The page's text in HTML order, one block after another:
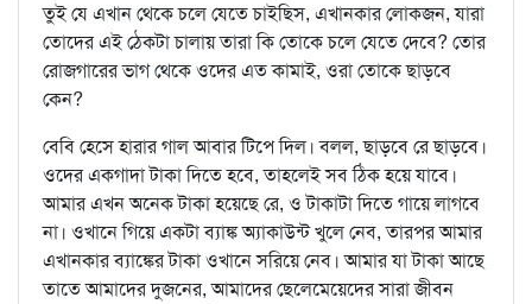
তুই যে এখান থেকে চলে যেতে চাইছিস, এখানকার লোকজন, যারা
তোদের এই ঠেকটা চালায় তারা কি তোকে চলে যেতে দেবে? তোর
রোজগারের ভাগ থেকে ওদের এত কামাই, ওরা তোকে ছাড়বে
কেন?
বেবি হেসে হারার গাল আবার টিপে দিল। বলল, ছাড়বে রে ছাড়বে।
ওদের একগাদা টাকা দিতে হবে, তাহলেই সব ঠিক হয়ে যাবে।
আমার এখন অনেক টাকা হয়েছে রে, ও টাকাটা দিতে গায়ে লাগবে
না। ওখানে গিয়ে একটা ব্যাঙ্ক অ্যাকাউন্ট খুলে নেব, তারপর আমার
এখানকার ব্যাঙ্কের টাকা ওখানে সরিয়ে নেব। আমার যা টাকা আছে
তাতে আমাদের দুজনের, আমাদের ছেলেমেয়েদের সারা জীবন